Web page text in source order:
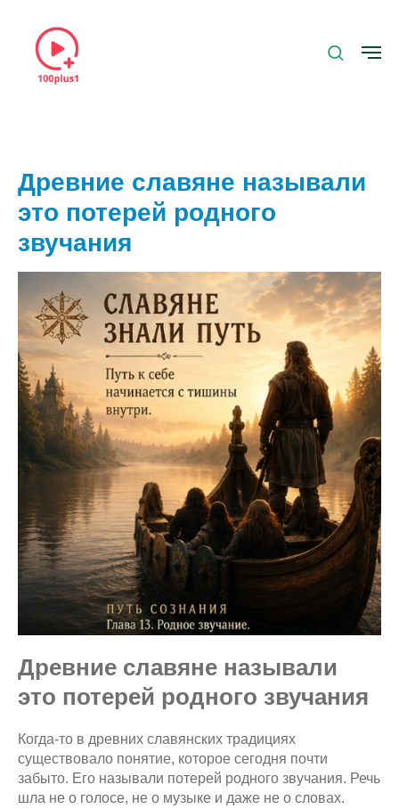
Древние славяне называли
это потерей родного
звучания
Древние славяне называли
это потерей родного звучания
Когда-то в древних славянских традициях
существовало понятие, которое сегодня почти
забыто. Его называли потерей родного звучания. Речь
шла не о голосе, не о музыке и даже не о словах.